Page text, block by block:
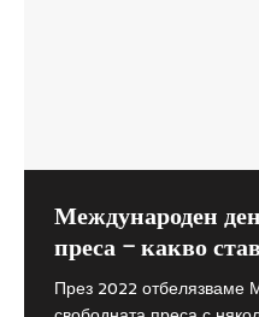
Международен
преса – какво
През 2022 отбелязваме
Как главният
съдебен съвет
защо протестират
Съветът на
кризата трябва да
права